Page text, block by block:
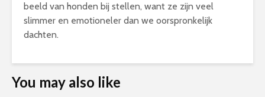
beeld van honden bij stellen, want ze zijn veel
slimmer en emotioneler dan we oorspronkelijk
dachten.
You may also like